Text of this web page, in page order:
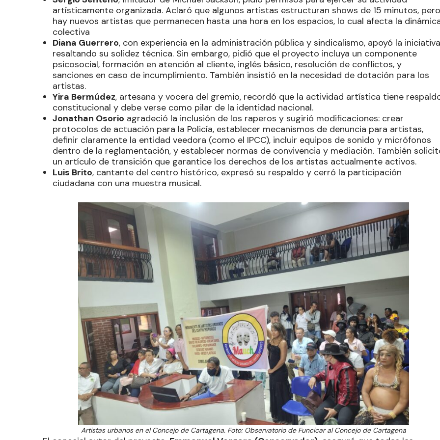
artísticamente organizada. Aclaró que algunos artistas estructuran shows de 15 minutos, pero
hay nuevos artistas que permanecen hasta una hora en los espacios, lo cual afecta la
colectiva
Diana Guerrero, con experiencia en la administración pública y sindicalismo, apoyó la iniciativa
resaltando su solidez técnica. Sin embargo, pidió que el proyecto incluya un componente
psicosocial, formación en atención al cliente, inglés básico, resolución de conflictos, y
sanciones en caso de incumplimiento. También insistió en la necesidad de dotación para los
artistas.
Yira Bermúdez, artesana y vocera del gremio, recordó que la actividad artística tiene
constitucional y debe verse como pilar de la identidad nacional.
Jonathan Osorio agradeció la inclusión de los raperos y sugirió modificaciones: crear
protocolos de actuación para la Policía, establecer mecanismos de denuncia para artistas,
definir claramente la entidad veedora (como el IPCC), incluir equipos de sonido y micrófonos
dentro de la reglamentación, y establecer normas de convivencia y mediación. También
un artículo de transición que garantice los derechos de los artistas actualmente activos.
Luis Brito, cantante del centro histórico, expresó su respaldo y cerró la participación
ciudadana con una muestra musical.
Artistas urbanos en el Concejo de Cartagena. Foto: Observatorio de Funcicar al Concejo de Cartagena